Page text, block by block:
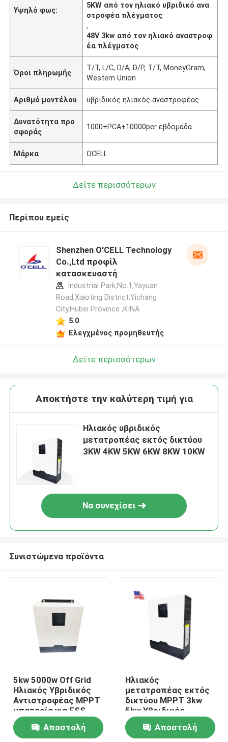
Αρχική Σελίδα
Προϊόντα
Εμφάνιση VR
Υψηλό φως:
5KW από τον ηλιακό υβριδικό ανα
στροφέα πλέγματος
,
48V 3kw από τον ηλιακό αναστροφ
έα πλέγματος
Όροι πληρωμής
T/T, L/C, D/A, D/P, T/T, MoneyGram,
Western Union
Αριθμό μοντέλου υβριδικός ηλιακός αναστροφέας
Δυνατότητα προ
σφοράς
1000+PCA+10000per εβδομάδα
Μάρκα OCELL
Δείτε περισσότερων
Περίπου εμείς
Shenzhen O'CELL Technology
Co.,Ltd προφίλ
κατασκευαστή
Industrial Park,No.1,Yayuan
Road,Xiaoting District,Yichang
City,Hubei Province ,ΚΙΝΑ
5.0
Ελεγχμένος προμηθευτής
Δείτε περισσότερων
Αποκτήστε την καλύτερη τιμή για
Ηλιακός υβριδικός
μετατροπέας εκτός δικτύου
3KW 4KW 5KW 6KW 8KW 10KW
Να συνεχίσει
Συνιστώμενα προϊόντα
5kw 5000w Off Grid
Ηλιακός Υβριδικός
Αντιστροφέας MPPT
μπαταρία για ESS
Αποστολή
Ηλιακός
μετατροπέας εκτός
δικτύου MPPT 3kw
5kw Υβριδικός
ηλιακός
μετατροπέας
Αποστολή